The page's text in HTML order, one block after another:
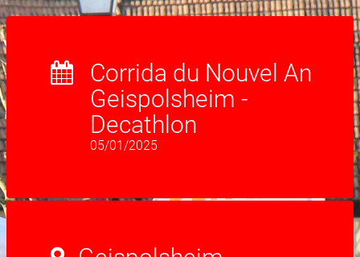
Corrida du Nouvel An
Geispolsheim -
Decathlon
05/01/2025